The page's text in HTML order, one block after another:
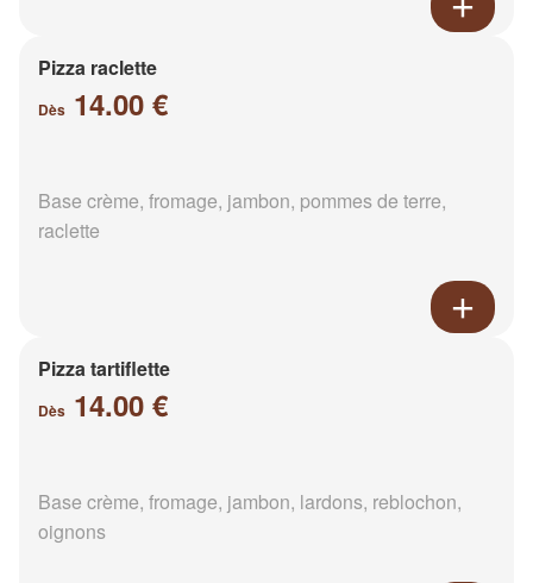
Pizza raclette
Dès 14.00 €
Base crème, fromage, jambon, pommes de terre,
raclette
Pizza tartiflette
Dès 14.00 €
Base crème, fromage, jambon, lardons, reblochon,
oignons